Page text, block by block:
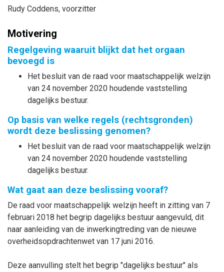
Rudy Coddens, voorzitter
Motivering
Regelgeving waaruit blijkt dat het orgaan
bevoegd is
Het besluit van de raad voor maatschappelijk welzijn
van 24 november 2020 houdende vaststelling
dagelijks bestuur.
Op basis van welke regels (rechtsgronden)
wordt deze beslissing genomen?
Het besluit van de raad voor maatschappelijk welzijn
van 24 november 2020 houdende vaststelling
dagelijks bestuur.
Wat gaat aan deze beslissing vooraf?
De raad voor maatschappelijk welzijn heeft in zitting van 7
februari 2018 het begrip dagelijks bestuur aangevuld, dit
naar aanleiding van de inwerkingtreding van de nieuwe
overheidsopdrachtenwet van 17 juni 2016.
Deze aanvulling stelt het begrip "dagelijks bestuur" als